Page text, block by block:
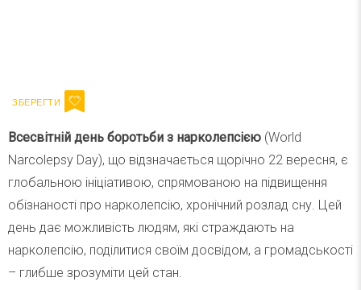
Всесвітній день боротьби з нарколепсією (World
Narcolepsy Day), що відзначається щорічно 22 вересня, є
глобальною ініціативою, спрямованою на підвищення
обізнаності про нарколепсію, хронічний розлад сну. Цей
день дає можливість людям, які страждають на
нарколепсію, поділитися своїм досвідом, а громадськості
– глибше зрозуміти цей стан.